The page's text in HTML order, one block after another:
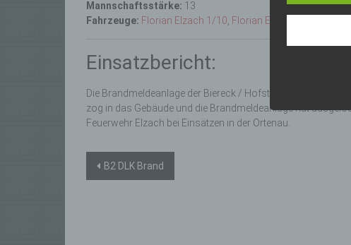
Mannschaftsstärke: 13
Fahrzeuge: Florian Elzach 1/10, Florian Elzach 1/44
Einsatzbericht:
Die Brandmeldeanlage der Biereck / Hofstettten hat
zog in das Gebäude und die Brandmeldeanlage hat
Feuerwehr Elzach bei Einsätzen in der Ortenau.
Beitragsnavigation
B2 DLK Brand
telefonisch,
sowohl für
einfach
Wir